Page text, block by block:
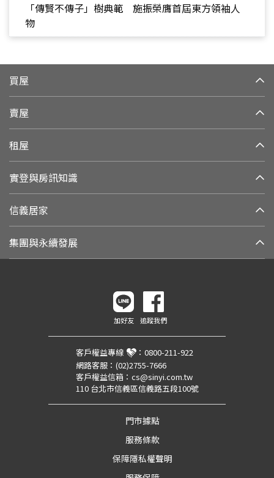
「傳賢不傳子」樹典範 施振榮膺首屆東方領袖人
物
買屋
賣屋
租屋
實登與房訊知識
信義居家
集團與永續發展
加好友 追蹤我們
客戶權益專線 ： 0800-211-922
網路客服： (02)2755-7666
客戶權益信箱： cs@sinyi.com.tw
110 台北市信義區信義路五段100號
門市據點
服務條款
保障隱私權聲明